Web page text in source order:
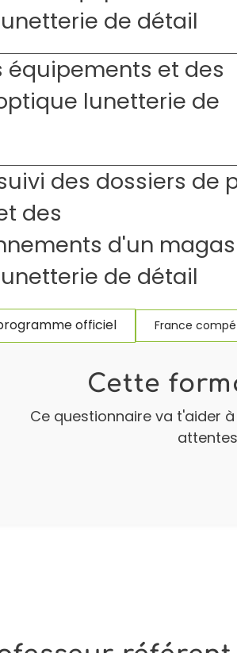
de détail
équipements et des
lunetterie de
des dossiers de
des
d'un
de détail
officiel France
Cette
Ce questionnaire va t'aider